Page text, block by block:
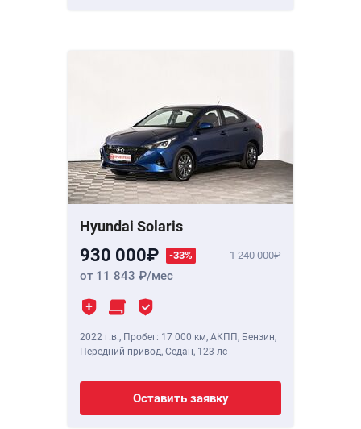
Hyundai Solaris
930 000 -33% 1 240 000
от 11 843 /мес
2022 г.в., Пробег: 17 000 км, АКПП, Бензин,
Передний привод, Седан, 123 лс
Оставить заявку